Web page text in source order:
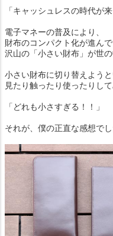
「キャッシュレスの時代が来
電子マネーの普及により、
財布のコンパクト化が進んで
沢山の「小さい財布」が世
小さい財布に切り替えよう
見たり触ったり使ったりして
「どれも小さすぎる！！」
それが、僕の正直な感想でし